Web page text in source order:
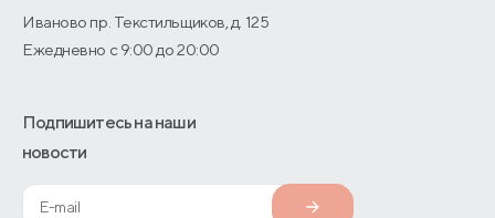
Иваново пр. Текстильщиков, д. 125
Ежедневно с 9:00 до 20:00
Подпишитесь на наши
новости